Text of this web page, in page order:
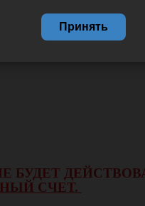
БУДЕТ
СЧЕТ.
Принять